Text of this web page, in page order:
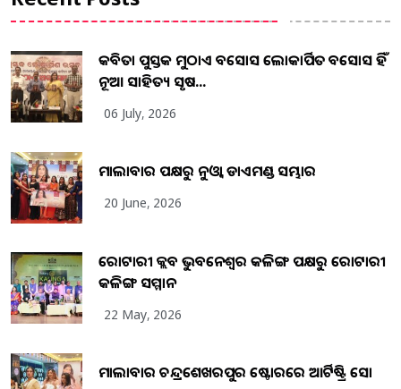
କବିତା ପୁସ୍ତକ ମୁଠାଏ ଅବସୋସ ଲୋକାର୍ପିତ ଅବସୋସ ହିଁ
ନୂଆ ସାହିତ୍ୟ ସୃଷ...
06 July, 2026
ମାଲାବାର ପକ୍ଷରୁ ନୁଓ୍ବା ଡାଏମଣ୍ଡ ସମ୍ଭାର
20 June, 2026
ରୋଟାରୀ କ୍ଲବ ଭୁବନେଶ୍ୱର କଳିଙ୍ଗ ପକ୍ଷରୁ ରୋଟାରୀ
କଳିଙ୍ଗ ସମ୍ମାନ
22 May, 2026
ମାଲାବାର ଚନ୍ଦ୍ରଶେଖରପୁର ଷ୍ଟୋରରେ ଆର୍ଟିଷ୍ଟ୍ରି ସୋ